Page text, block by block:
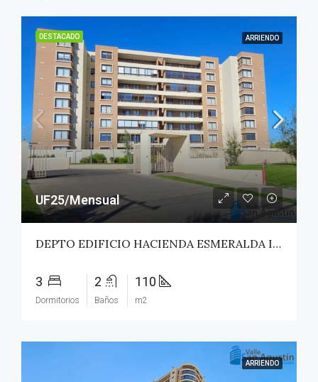
DESTACADO ARRIENDO
UF25/Mensual
DEPTO EDIFICIO HACIENDA ESMERALDA II – TALCA
3
Dormitorios
2
Baños
110
m2
ARRIENDO